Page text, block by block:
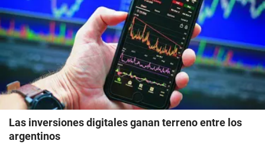
Las inversiones digitales ganan terreno entre los
argentinos